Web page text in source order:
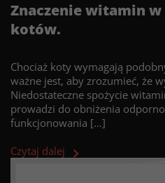
Znaczenie witamin
kotów.
Chociaż koty wymagają
ważne jest, aby zrozumieć, że
Niedostateczne spożycie
prowadzi do obniżenia
funkcjonowania […]
Czytaj dalej